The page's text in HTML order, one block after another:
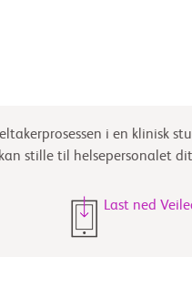
i en klinisk
stille til helsepersonalet
Last ned